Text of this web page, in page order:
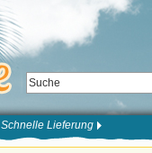
Schnelle Lieferung